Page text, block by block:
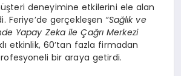
deneyimine etkilerini ele alan
Feriye’de gerçekleşen “Sağlık ve
Yapay Zeka ile Çağrı Merkezi
etkinlik, 60’tan fazla firmadan
bir araya getirdi.